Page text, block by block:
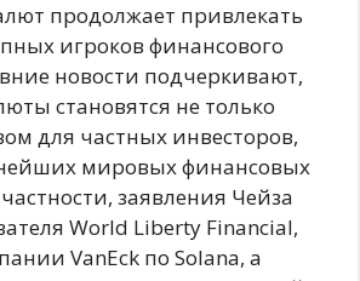
продолжает привлекать
игроков финансового
новости подчеркивают,
становятся не только
для частных инвесторов,
мировых финансовых
заявления Чейза
World Liberty Financial,
VanEck по Solana, а